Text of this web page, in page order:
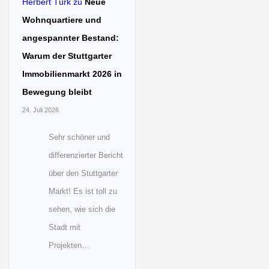
Wohnquartiere und
angespannter Bestand:
Warum der Stuttgarter
Immobilienmarkt 2026 in
Bewegung bleibt
24. Juli 2026
Sehr schöner und
differenzierter Bericht
über den Stuttgarter
Markt! Es ist toll zu
sehen, wie sich die
Stadt mit
Projekten…